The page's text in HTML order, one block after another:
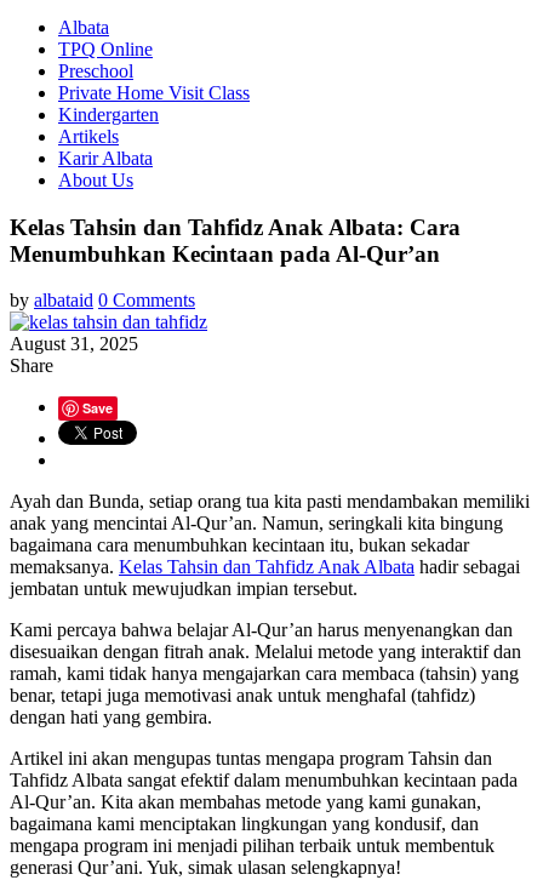
Albata
TPQ Online
Preschool
Private Home Visit Class
Kindergarten
Artikels
Karir Albata
About Us
Kelas Tahsin dan Tahfidz Anak Albata: Cara
Menumbuhkan Kecintaan pada Al-Qur’an
by albataid 0 Comments
August 31, 2025
Share
Save
Ayah dan Bunda, setiap orang tua kita pasti mendambakan memiliki
anak yang mencintai Al-Qur’an. Namun, seringkali kita bingung
bagaimana cara menumbuhkan kecintaan itu, bukan sekadar
memaksanya. Kelas Tahsin dan Tahfidz Anak Albata hadir sebagai
jembatan untuk mewujudkan impian tersebut.
Kami percaya bahwa belajar Al-Qur’an harus menyenangkan dan
disesuaikan dengan fitrah anak. Melalui metode yang interaktif dan
ramah, kami tidak hanya mengajarkan cara membaca (tahsin) yang
benar, tetapi juga memotivasi anak untuk menghafal (tahfidz)
dengan hati yang gembira.
Artikel ini akan mengupas tuntas mengapa program Tahsin dan
Tahfidz Albata sangat efektif dalam menumbuhkan kecintaan pada
Al-Qur’an. Kita akan membahas metode yang kami gunakan,
bagaimana kami menciptakan lingkungan yang kondusif, dan
mengapa program ini menjadi pilihan terbaik untuk membentuk
generasi Qur’ani. Yuk, simak ulasan selengkapnya!